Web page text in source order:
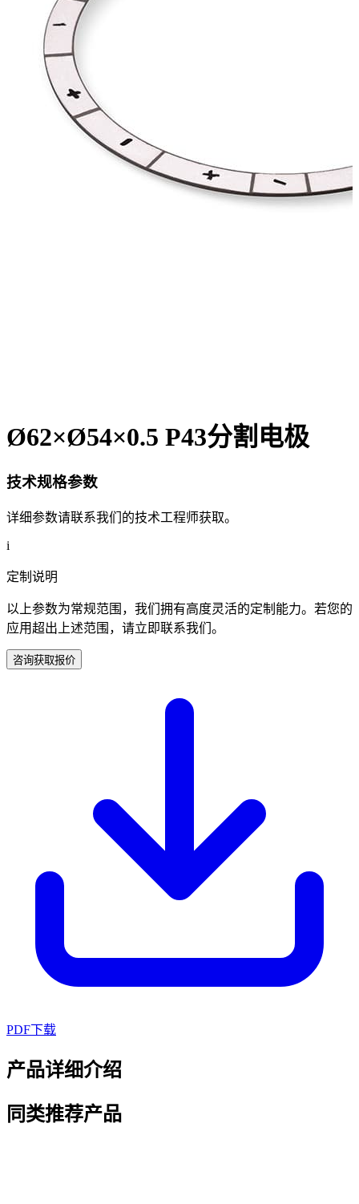
Ø62×Ø54×0.5 P43分割电极
技术规格参数
详细参数请联系我们的技术工程师获取。
i
定制说明
以上参数为常规范围，我们拥有高度灵活的定制能力。若您的
应用超出上述范围，请立即联系我们。
咨询获取报价
PDF下载
产品详细介绍
同类推荐产品